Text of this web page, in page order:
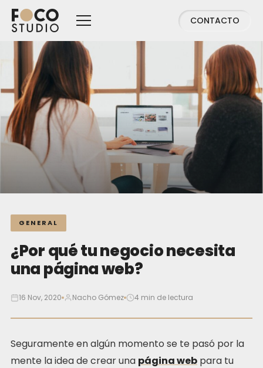
CONTACTO
GENERAL
¿Por qué tu negocio necesita
una página web?
16 Nov, 2020 Nacho Gómez 4 min de lectura
Seguramente en algún momento se te pasó por la
mente la idea de crear una página web para tu